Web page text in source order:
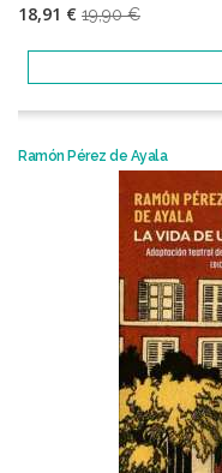
18,91 € 19,90 €
Ramón Pérez de Ayala